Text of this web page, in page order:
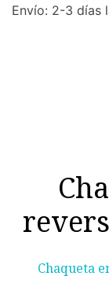
Envío: 2-3 días
Chaqueta